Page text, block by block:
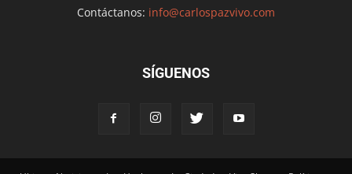
Contáctanos: info@carlospazvivo.com
SÍGUENOS